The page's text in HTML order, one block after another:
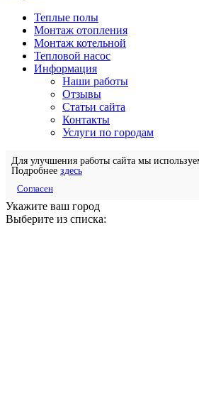
Теплые полы
Монтаж отопления
Монтаж котельной
Тепловой насос
Информация
Наши работы
Отзывы
Статьи сайта
Контакты
Услуги по городам
Для улучшения работы сайта мы
Подробнее здесь
Согласен
Укажите ваш город
Выберите из списка: